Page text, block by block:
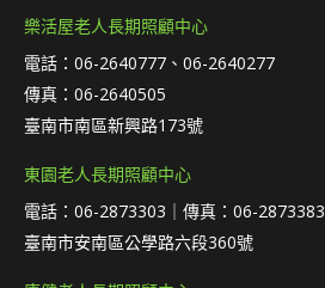
樂活屋老人長期照顧中心
電話：06-2640777、06-2640277
傳真：06-2640505
臺南市南區新興路173號
東園老人長期照顧中心
電話：06-2873303｜傳真：06-2873383
臺南市安南區公學路六段360號